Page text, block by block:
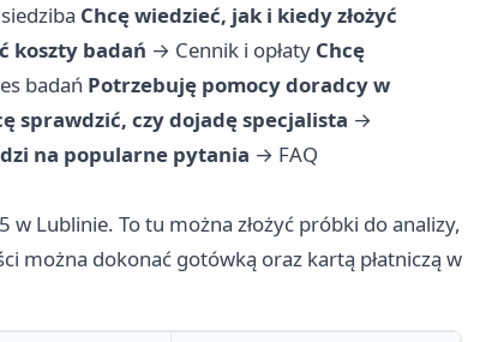
Chcę wiedzieć, jak i kiedy złożyć
koszty badań → Cennik i opłaty Chcę
badań Potrzebuję pomocy doradcy w
sprawdzić, czy dojadę specjalista →
na popularne pytania → FAQ
w Lublinie. To tu można złożyć próbki do analizy,
można dokonać gotówką oraz kartą płatniczą w